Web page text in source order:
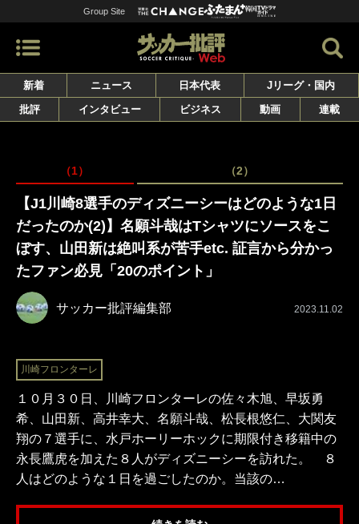
Group Site
新着 ニュース 日本代表
Jリーグ・国内
批評
インタビュー ビジネス 動画 連載
（1） （2）
【J1川崎8選手のディズニーシーはどのような1日
だったのか(2)】名願斗哉はTシャツにソースをこ
ぼす、山田新は絶叫系が苦手etc. 証言から分かっ
たファン必見「20のポイント」
サッカー批評編集部 2023.11.02
川崎フロンターレ
１０月３０日、川崎フロンターレの佐々木旭、早坂勇
希、山田新、高井幸大、名願斗哉、松長根悠仁、大関友
翔の７選手に、水戸ホーリーホックに期限付き移籍中の
永長鷹虎を加えた８人がディズニーシーを訪れた。 ８
人はどのような１日を過ごしたのか。当該の…